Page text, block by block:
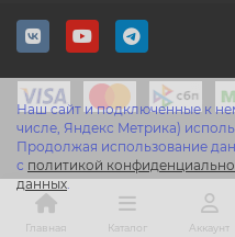
Наш сайт и подключенные к
числе, Яндекс Метрика)
Продолжая использование
с политикой
данных.
Главная Каталог Аккаунт